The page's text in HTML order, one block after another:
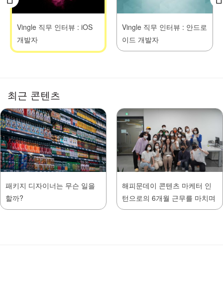
Vingle 직무 인터뷰 : iOS
개발자
Vingle 직무 인터뷰 : 안드로
이드 개발자
최근 콘텐츠
패키지 디자이너는 무슨 일을
할까?
해피문데이 콘텐츠 마케터 인
턴으로의 6개월 근무를 마치며